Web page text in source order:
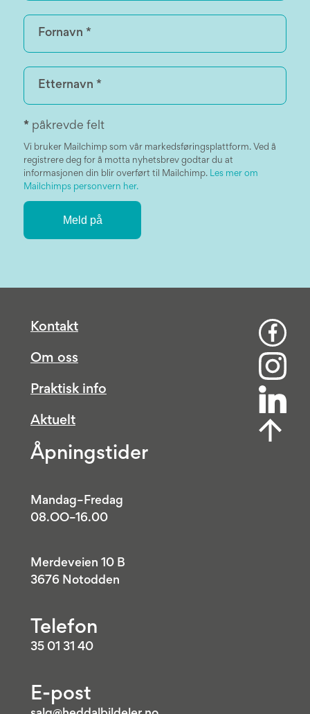
* påkrevde felt
Vi bruker Mailchimp som vår markedsføringsplattform. Ved å
registrere deg for å motta nyhetsbrev godtar du at
informasjonen din blir overført til Mailchimp. Les mer om
Mailchimps personvern her.
Kontakt
Om oss
Praktisk info
Aktuelt
Åpningstider
Mandag–Fredag
08.OO–16.00
Merdeveien 10 B
3676 Notodden
Telefon
35 01 31 40
E-post